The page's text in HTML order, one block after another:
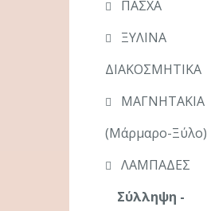
ΠΑΣΧΑ
ΞΥΛΙΝΑ
ΔΙΑΚΟΣΜΗΤΙΚΑ
ΜΑΓΝΗΤΑΚΙΑ
(μάρμαρο-Ξύλο)
ΛΑΜΠΑΔΕΣ
Σύλληψη -